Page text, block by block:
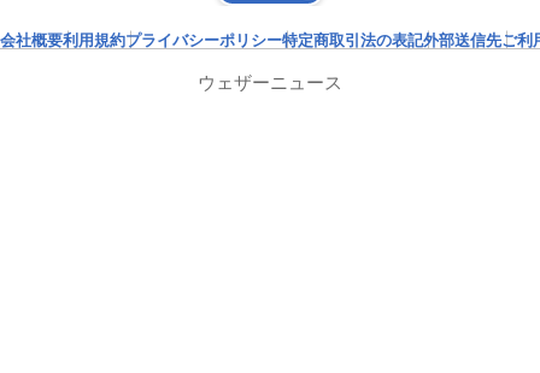
会社概要利用規約プライバシーポリシー特定商取引法の表記外部送信先ご利
ウェザーニュース